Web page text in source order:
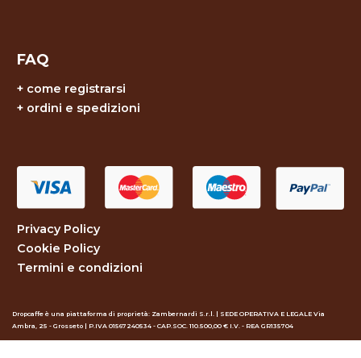
FAQ
+ come registrarsi
+ ordini e spedizioni
Privacy Policy
Cookie Policy
Termini e condizioni
Dropcaffe è una piattaforma di proprietà: Zambernardi S.r.l. | SEDE OPERATIVA E LEGALE Via
Ambra, 25 - Grosseto | P.IVA 01567240534 - CAP.SOC. 110.500,00 € I.V. - REA GR135704